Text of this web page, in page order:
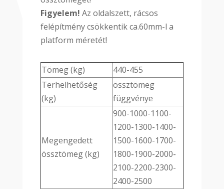
Figyelem! Az oldalszett, rácsos
felépítmény csökkentik ca.60mm-l a
platform méretét!
Tömeg (kg)
440-455
Terhelhetőség
(kg)
össztömeg
függvénye
Megengedett
össztömeg (kg)
900-1000-1100-
1200-1300-1400-
1500-1600-1700-
1800-1900-2000-
2100-2200-2300-
2400-2500